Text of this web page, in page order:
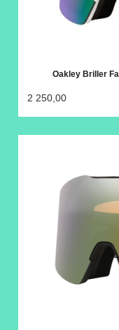
Oakley Briller
2 250,00